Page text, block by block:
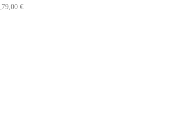
79,00 €